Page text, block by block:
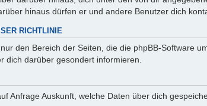
hinaus dürfen er und andere Benutzer dich
RICHTLINIE
den Bereich der Seiten, die die phpBB-Software
dich darüber gesondert informieren.
Anfrage Auskunft, welche Daten über dich